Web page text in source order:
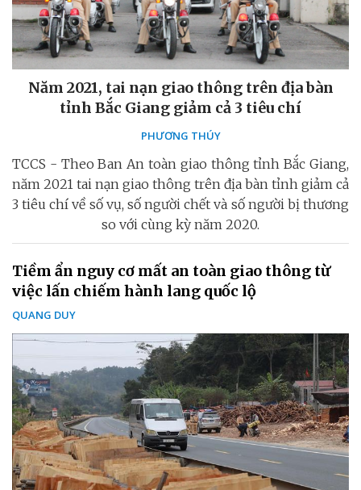
Năm 2021, tai nạn giao thông trên địa bàn
tỉnh Bắc Giang giảm cả 3 tiêu chí
PHƯƠNG THÚY
TCCS - Theo Ban An toàn giao thông tỉnh Bắc Giang,
năm 2021 tai nạn giao thông trên địa bàn tỉnh giảm cả
3 tiêu chí về số vụ, số người chết và số người bị thương
so với cùng kỳ năm 2020.
Tiềm ẩn nguy cơ mất an toàn giao thông từ
việc lấn chiếm hành lang quốc lộ
QUANG DUY